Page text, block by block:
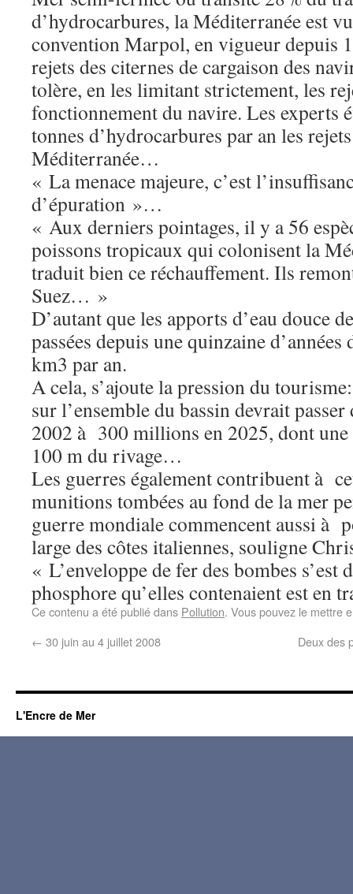
d’hydrocarbures, la Méditerranée est
convention Marpol, en vigueur depuis
rejets des citernes de cargaison des
tolère, en les limitant strictement, les
fonctionnement du navire. Les experts
tonnes d’hydrocarbures par an les
Méditerranée…
« La menace majeure, c’est
d’épuration »…
« Aux derniers pointages, il y a 56
poissons tropicaux qui colonisent la
traduit bien ce réchauffement. Ils
Suez… »
D’autant que les apports d’eau douce
passées depuis une quinzaine
km3 par an.
A cela, s’ajoute la pression du
sur l’ensemble du bassin devrait
2002 à 300 millions en 2025, dont
100 m du rivage…
Les guerres également contribuent à
munitions tombées au fond de la mer
guerre mondiale commencent aussi à
large des côtes italiennes, souligne
« L’enveloppe de fer des bombes s’est
phosphore qu’elles contenaient est en
Ce contenu a été publié dans Pollution. Vous pouvez le mettre
← 30 juin au 4 juillet 2008 Deux des
L'Encre de Mer